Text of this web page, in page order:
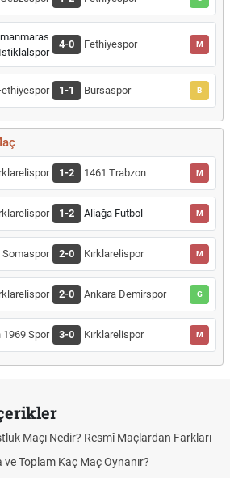
Istiklalspor
4-0 Fethiyespor M
1-1 Bursaspor B
1-2 1461 Trabzon M
1-2 Aliağa Futbol M
Somaspor 2-0 Kırklarelispor M
2-0 Ankara Demirspor G
1969 Spor 3-0 Kırklarelispor M
Maçı Nedir? Resmî Maçlardan Farkları
Toplam Kaç Maç Oynanır?